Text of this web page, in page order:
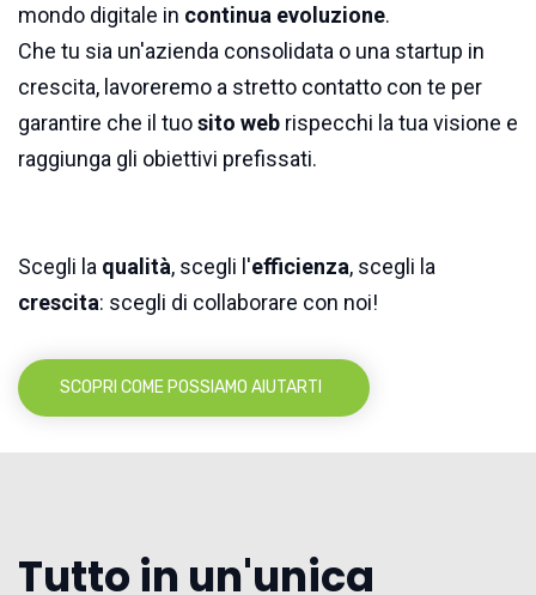
mondo digitale in continua evoluzione.
Che tu sia un'azienda consolidata o una startup in
crescita, lavoreremo a stretto contatto con te per
garantire che il tuosito web rispecchi la tua visione e
raggiunga gli obiettivi prefissati.
Scegli la qualità, scegli l'efficienza, scegli la
crescita: scegli di collaborare con noi!
SCOPRI COME POSSIAMO AIUTARTI
Tutto in un'unica